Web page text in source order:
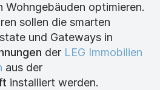
Wohngebäuden optimieren.
sollen die smarten
und Gateways in
der LEG Immobilien
aus der
installiert werden.